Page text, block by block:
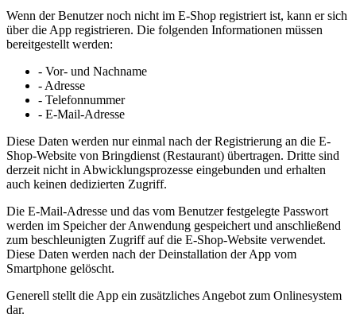
Wenn der Benutzer noch nicht im E-Shop registriert ist, kann er sich
über die App registrieren. Die folgenden Informationen müssen
bereitgestellt werden:
- Vor- und Nachname
- Adresse
- Telefonnummer
- E-Mail-Adresse
Diese Daten werden nur einmal nach der Registrierung an die E-
Shop-Website von Bringdienst (Restaurant) übertragen. Dritte sind
derzeit nicht in Abwicklungsprozesse eingebunden und erhalten
auch keinen dedizierten Zugriff.
Die E-Mail-Adresse und das vom Benutzer festgelegte Passwort
werden im Speicher der Anwendung gespeichert und anschließend
zum beschleunigten Zugriff auf die E-Shop-Website verwendet.
Diese Daten werden nach der Deinstallation der App vom
Smartphone gelöscht.
Generell stellt die App ein zusätzliches Angebot zum Onlinesystem
dar.